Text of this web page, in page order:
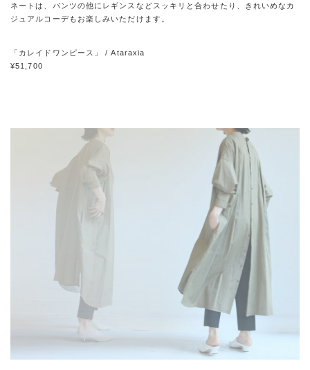
ネートは、パンツの他にレギンスなどスッキリと合わせたり、きれいめなカ
ジュアルコーデもお楽しみいただけます。
「カレイドワンピース」 / Ataraxia
¥51,700